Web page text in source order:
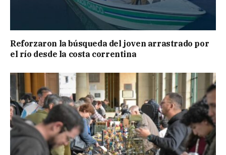
Reforzaron la búsqueda del joven arrastrado por
el río desde la costa correntina